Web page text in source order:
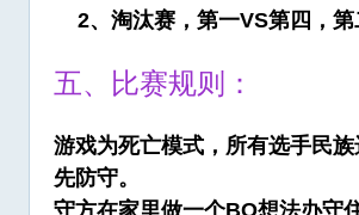
2、淘汰赛，第一VS第四，第
五、比赛规则：
游戏为死亡模式，所有选手民
先防守。
守方在家里做一个BO想法办守